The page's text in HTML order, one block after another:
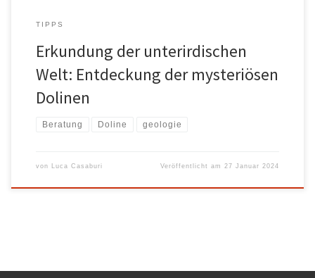
TIPPS
Erkundung der unterirdischen
Welt: Entdeckung der mysteriösen
Dolinen
Beratung Doline geologie
von Luca Casaburi Veröffentlicht am 27 Januar 2024